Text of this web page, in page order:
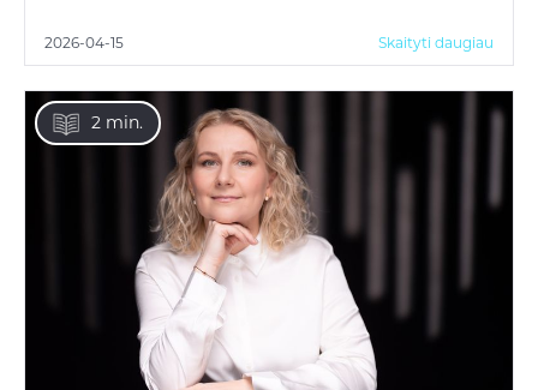
2026-04-15 Skaityti daugiau
2 min.